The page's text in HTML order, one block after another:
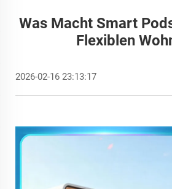
Was Macht Smart
Flexiblen
2026-02-16 23:13:17